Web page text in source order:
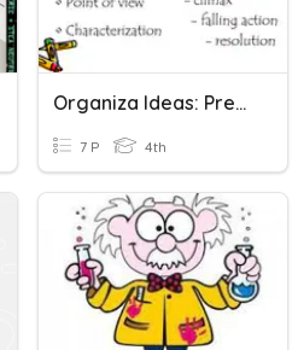
Organiza Ideas: Pre-Writing II
7 P 4th